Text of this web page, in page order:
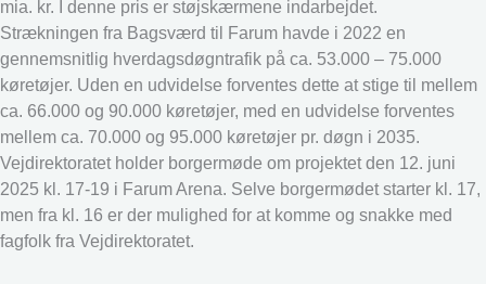
mia. kr. I denne pris er støjskærmene indarbejdet.
Strækningen fra Bagsværd til Farum havde i 2022 en
gennemsnitlig hverdagsdøgntrafik på ca. 53.000 – 75.000
køretøjer. Uden en udvidelse forventes dette at stige til mellem
ca. 66.000 og 90.000 køretøjer, med en udvidelse forventes
mellem ca. 70.000 og 95.000 køretøjer pr. døgn i 2035.
Vejdirektoratet holder borgermøde om projektet den 12. juni
2025 kl. 17-19 i Farum Arena. Selve borgermødet starter kl. 17,
men fra kl. 16 er der mulighed for at komme og snakke med
fagfolk fra Vejdirektoratet.